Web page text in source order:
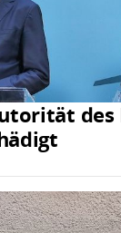
des